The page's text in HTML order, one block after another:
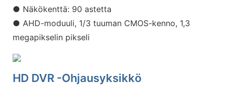
● Näkökenttä: 90 astetta
● AHD-moduuli, 1/3 tuuman CMOS-kenno, 1,3
megapikselin pikseli
HD DVR -ohjausyksikkö